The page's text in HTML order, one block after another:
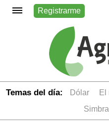
Registrarme
Temas del día: dólar